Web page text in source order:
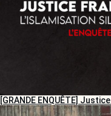
[GRANDE ENQUÊTE]